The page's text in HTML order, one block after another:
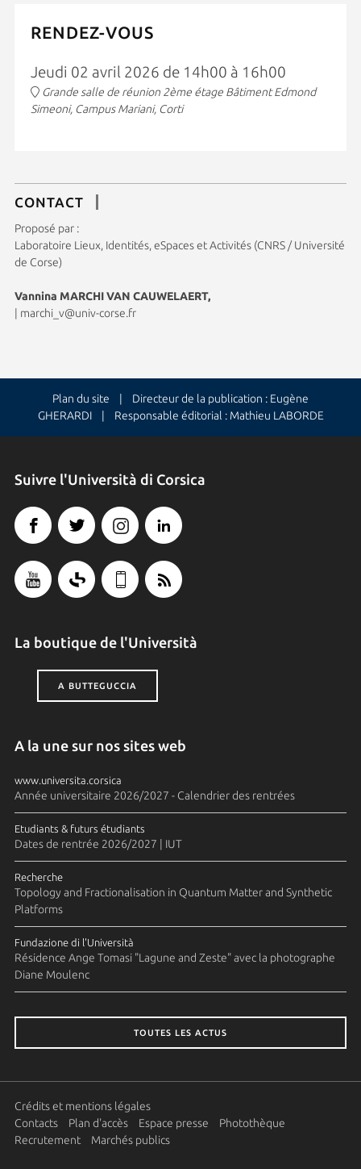
RENDEZ-VOUS
Jeudi 02 avril 2026 de 14h00 à 16h00
Grande salle de réunion 2ème étage Bâtiment Edmond
Simeoni, Campus Mariani, Corti
CONTACT
Proposé par :
Laboratoire Lieux, Identités, eSpaces et Activités (CNRS / Université
de Corse)
Vannina MARCHI VAN CAUWELAERT,
marchi_v@univ-corse.fr
Plan du site | Directeur de la publication : Eugène
GHERARDI | Responsable éditorial : Mathieu LABORDE
Suivre l'Università di Corsica
La boutique de l'Università
A BUTTEGUCCIA
A la une sur nos sites web
www.universita.corsica
Année universitaire 2026/2027 - Calendrier des rentrées
Etudiants & futurs étudiants
Dates de rentrée 2026/2027 | IUT
Recherche
Topology and Fractionalisation in Quantum Matter and Synthetic
Platforms
Fundazione di l'Università
Résidence Ange Tomasi "Lagune and Zeste" avec la photographe
Diane Moulenc
TOUTES LES ACTUS
Crédits et mentions légales
Contacts
Plan d'accès Espace presse
Photothèque
Recrutement
Marchés publics